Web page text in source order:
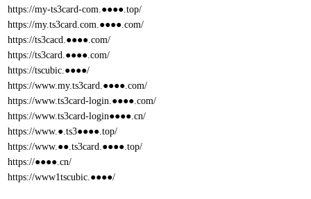
https://my-ts3card-com.●●●●.top/
https://my.ts3card.com.●●●●.com/
https://ts3cacd.●●●●.com/
https://ts3card.●●●●.com/
https://tscubic.●●●●/
https://www.my.ts3card.●●●●.com/
https://www.ts3card-login.●●●●.com/
https://www.ts3card-login●●●●.cn/
https://www.●.ts3●●●●.top/
https://www.●●.ts3card.●●●●.top/
https://●●●●.cn/
https://www1tscubic.●●●●/